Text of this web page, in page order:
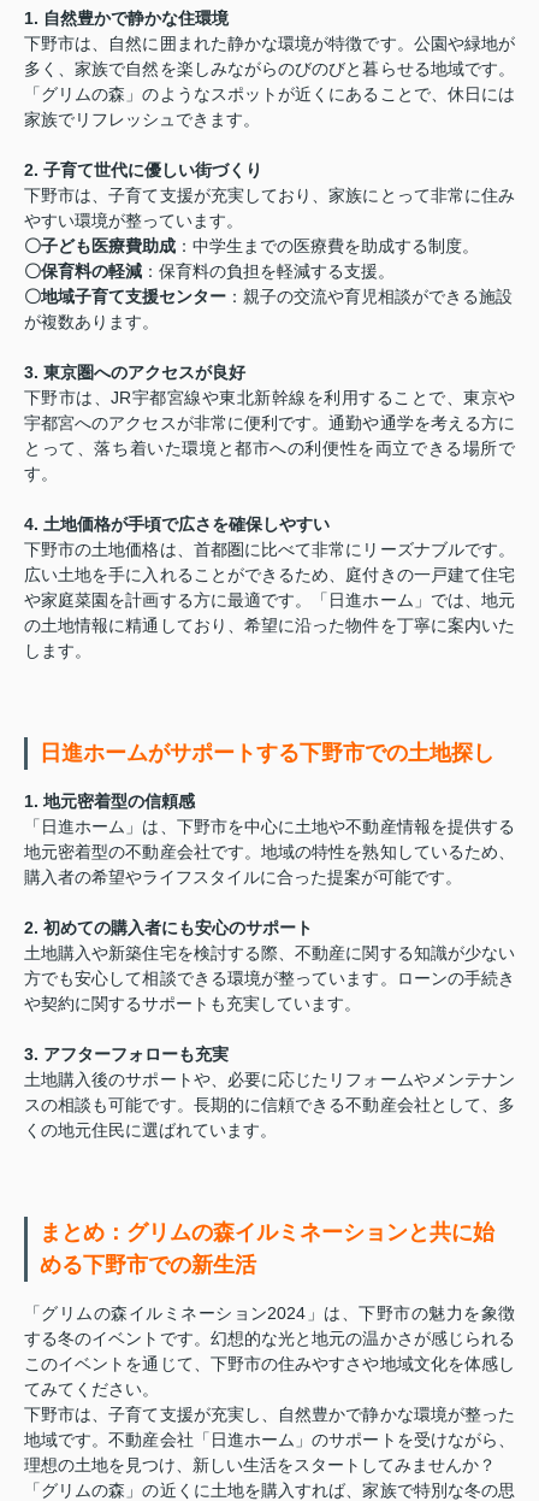
1. 自然豊かで静かな住環境
下野市は、自然に囲まれた静かな環境が特徴です。公園や緑地が
多く、家族で自然を楽しみながらのびのびと暮らせる地域です。
「グリムの森」のようなスポットが近くにあることで、休日には
家族でリフレッシュできます。
2. 子育て世代に優しい街づくり
下野市は、子育て支援が充実しており、家族にとって非常に住み
やすい環境が整っています。
〇子ども医療費助成 ：中学生までの医療費を助成する制度。
〇保育料の軽減 ：保育料の負担を軽減する支援。
〇地域子育て支援センター ：親子の交流や育児相談ができる施設
が複数あります。
3. 東京圏へのアクセスが良好
下野市は、JR宇都宮線や東北新幹線を利用することで、東京や
宇都宮へのアクセスが非常に便利です。通勤や通学を考える方に
とって、落ち着いた環境と都市への利便性を両立できる場所で
す。
4. 土地価格が手頃で広さを確保しやすい
下野市の土地価格は、首都圏に比べて非常にリーズナブルです。
広い土地を手に入れることができるため、庭付きの一戸建て住宅
や家庭菜園を計画する方に最適です。「日進ホーム」では、地元
の土地情報に精通しており、希望に沿った物件を丁寧に案内いた
します。
日進ホームがサポートする下野市での土地探し
1. 地元密着型の信頼感
「日進ホーム」は、下野市を中心に土地や不動産情報を提供する
地元密着型の不動産会社です。地域の特性を熟知しているため、
購入者の希望やライフスタイルに合った提案が可能です。
2. 初めての購入者にも安心のサポート
土地購入や新築住宅を検討する際、不動産に関する知識が少ない
方でも安心して相談できる環境が整っています。ローンの手続き
や契約に関するサポートも充実しています。
3. アフターフォローも充実
土地購入後のサポートや、必要に応じたリフォームやメンテナン
スの相談も可能です。長期的に信頼できる不動産会社として、多
くの地元住民に選ばれています。
まとめ：グリムの森イルミネーションと共に始
める下野市での新生活
「グリムの森イルミネーション2024」は、下野市の魅力を象徴
する冬のイベントです。幻想的な光と地元の温かさが感じられる
このイベントを通じて、下野市の住みやすさや地域文化を体感し
てみてください。
下野市は、子育て支援が充実し、自然豊かで静かな環境が整った
地域です。不動産会社「日進ホーム」のサポートを受けながら、
理想の土地を見つけ、新しい生活をスタートしてみませんか？
「グリムの森」の近くに土地を購入すれば、家族で特別な冬の思